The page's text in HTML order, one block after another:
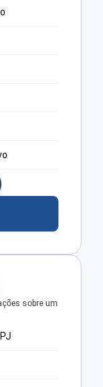
sobre um